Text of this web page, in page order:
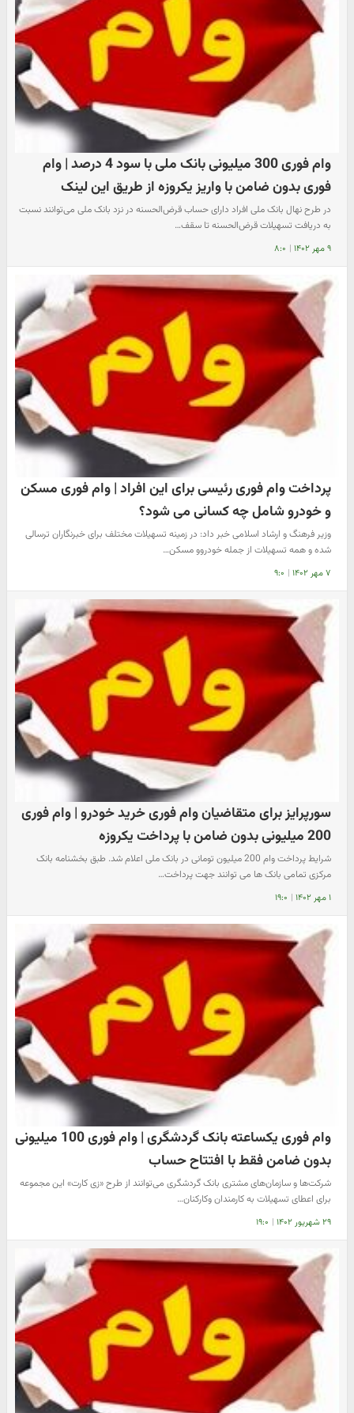
وام فوری 300 میلیونی بانک ملی با سود 4 درصد | وام
فوری بدون ضامن با واریز یکروزه از طریق این لینک
در طرح نهال بانک ملی افراد دارای حساب قرض‌الحسنه در نزد بانک ملی می‌توانند نسبت
به دریافت تسهیلات قرض‌الحسنه تا سقف…
۹ مهر ۱۴۰۲ | ۸:۰
پرداخت وام فوری رئیسی برای این افراد | وام فوری مسکن
و خودرو شامل چه کسانی می شود؟
وزیر فرهنگ و ارشاد اسلامی خبر داد: در زمینه تسهیلات مختلف برای خبرنگاران ترسالی
شده و همه تسهیلات از جمله خودروو مسکن…
۷ مهر ۱۴۰۲ | ۹:۰
سورپرایز برای متقاضیان وام فوری خرید خودرو | وام فوری
200 میلیونی بدون ضامن با پرداخت یکروزه
شرایط پرداخت وام 200 میلیون تومانی در بانک ملی اعلام شد. طبق بخشنامه بانک
مرکزی تمامی بانک ها می توانند جهت پرداخت…
۱ مهر ۱۴۰۲ | ۱۹:۰
وام فوری یکساعته بانک گردشگری | وام فوری 100 میلیونی
بدون ضامن فقط با افتتاح حساب
شرکت‌ها و سازمان‌های مشتری بانک گردشگری می‌توانند از طرح «زی کارت» این مجموعه
برای اعطای تسهیلات به کارمندان وکارکنان…
۲۹ شهریور ۱۴۰۲ | ۱۹:۰